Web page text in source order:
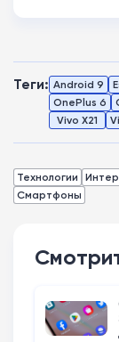
Теги: Android 9
OnePlus 6
Vivo X21
Технологии
Смартфоны